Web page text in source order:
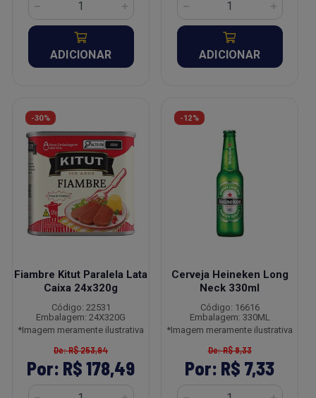
ADICIONAR ADICIONAR
-30%
Fiambre Kitut Paralela Lata
Caixa 24x320g
Código: 22531
Embalagem: 24X320G
*Imagem meramente ilustrativa
De: R$ 253,94
Por: R$ 178,49
-12%
Cerveja Heineken Long
Neck 330ml
Código: 16616
Embalagem: 330ML
*Imagem meramente ilustrativa
De: R$ 8,33
Por: R$ 7,33